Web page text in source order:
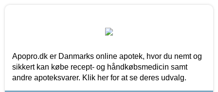
Apopro.dk er Danmarks online apotek, hvor du nemt og
sikkert kan købe recept- og håndkøbsmedicin samt
andre apoteksvarer. Klik her for at se deres udvalg.